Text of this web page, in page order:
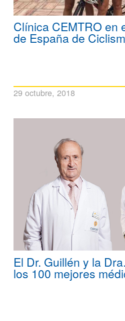
Clínica CEMTRO en
de España de
29 octubre, 2018
El Dr. Guillén y la
los 100 mejores